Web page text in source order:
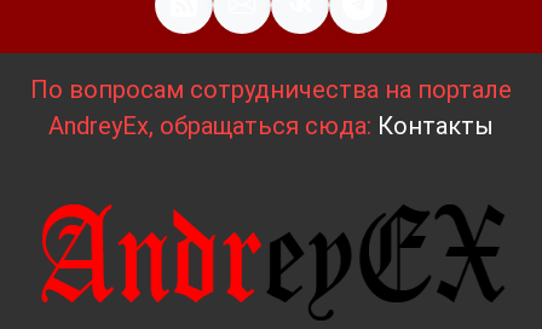
По вопросам сотрудничества на портале
AndreyEx, обращаться сюда: Контакты